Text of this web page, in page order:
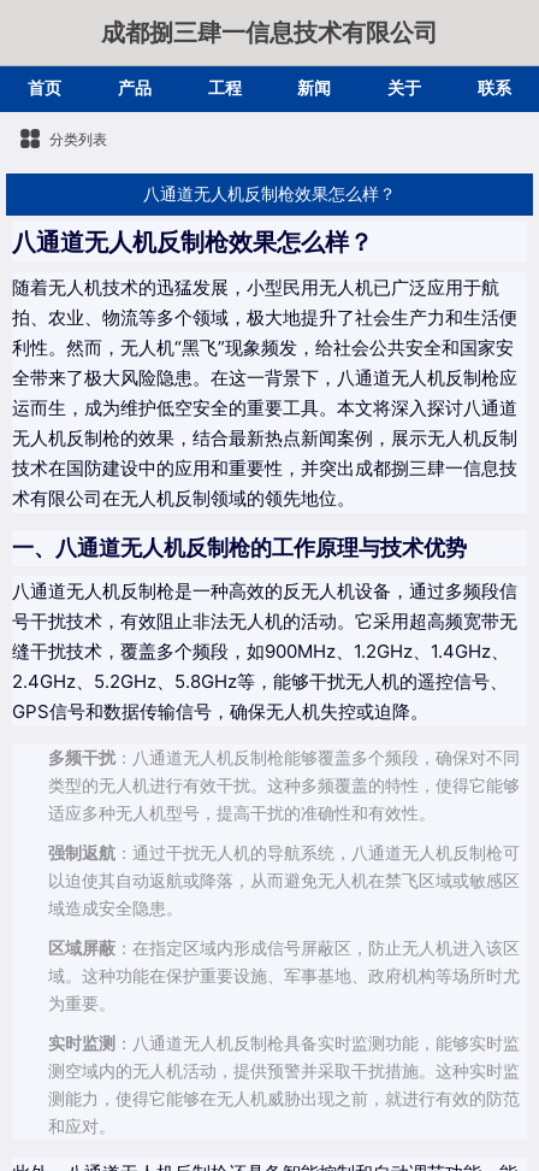
成都捌三肆一信息技术有限公司
首页 产品 工程 新闻 关于 联系
分类列表
八通道无人机反制枪效果怎么样？
八通道无人机反制枪效果怎么样？
随着无人机技术的迅猛发展，小型民用无人机已广泛应用于航
拍、农业、物流等多个领域，极大地提升了社会生产力和生活便
利性。然而，无人机“黑飞”现象频发，给社会公共安全和国家安
全带来了极大风险隐患。在这一背景下，八通道无人机反制枪应
运而生，成为维护低空安全的重要工具。本文将深入探讨八通道
无人机反制枪的效果，结合最新热点新闻案例，展示无人机反制
技术在国防建设中的应用和重要性，并突出成都捌三肆一信息技
术有限公司在无人机反制领域的领先地位。
一、八通道无人机反制枪的工作原理与技术优势
八通道无人机反制枪是一种高效的反无人机设备，通过多频段信
号干扰技术，有效阻止非法无人机的活动。它采用超高频宽带无
缝干扰技术，覆盖多个频段，如900MHz、1.2GHz、1.4GHz、
2.4GHz、5.2GHz、5.8GHz等，能够干扰无人机的遥控信号、
GPS信号和数据传输信号，确保无人机失控或迫降。
多频干扰：八通道无人机反制枪能够覆盖多个频段，确保对不同
类型的无人机进行有效干扰。这种多频覆盖的特性，使得它能够
适应多种无人机型号，提高干扰的准确性和有效性。
强制返航 ：通过干扰无人机的导航系统，八通道无人机反制枪可
以迫使其自动返航或降落，从而避免无人机在禁飞区域或敏感区
域造成安全隐患。
区域屏蔽 ：在指定区域内形成信号屏蔽区，防止无人机进入该区
域。这种功能在保护重要设施、军事基地、政府机构等场所时尤
为重要。
实时监测 ：八通道无人机反制枪具备实时监测功能，能够实时监
测空域内的无人机活动，提供预警并采取干扰措施。这种实时监
测能力，使得它能够在无人机威胁出现之前，就进行有效的防范
和应对。